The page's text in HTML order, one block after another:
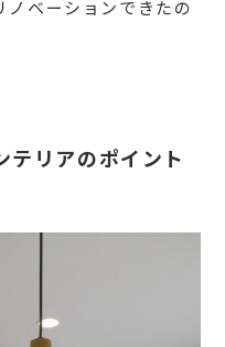
ベーションできたの
テリアのポイント